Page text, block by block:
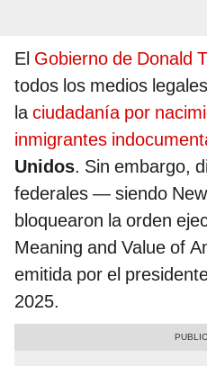
El Gobierno de Donald
todos los medios
laciudadanía por
inmigrantes
Unidos. Sin embargo,
federales — siendo
bloquearon la orden
Meaning and Value of
emitida por el
2025.